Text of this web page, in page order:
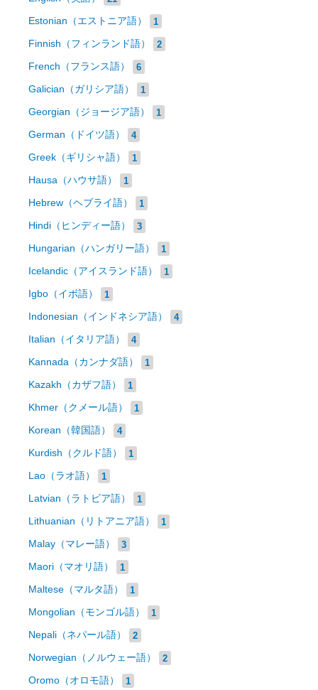
Estonian（エストニア語） 1
Finnish（フィンランド語） 2
French（フランス語） 6
Galician（ガリシア語） 1
Georgian（ジョージア語） 1
German（ドイツ語） 4
Greek（ギリシャ語） 1
Hausa（ハウサ語） 1
Hebrew（ヘブライ語） 1
Hindi（ヒンディー語） 3
Hungarian（ハンガリー語） 1
Icelandic（アイスランド語） 1
Igbo（イボ語） 1
Indonesian（インドネシア語） 4
Italian（イタリア語） 4
Kannada（カンナダ語） 1
Kazakh（カザフ語） 1
Khmer（クメール語） 1
Korean（韓国語） 4
Kurdish（クルド語） 1
Lao（ラオ語） 1
Latvian（ラトビア語） 1
Lithuanian（リトアニア語） 1
Malay（マレー語） 3
Maori（マオリ語） 1
Maltese（マルタ語） 1
Mongolian（モンゴル語） 1
Nepali（ネパール語） 2
Norwegian（ノルウェー語） 2
Oromo（オロモ語） 1